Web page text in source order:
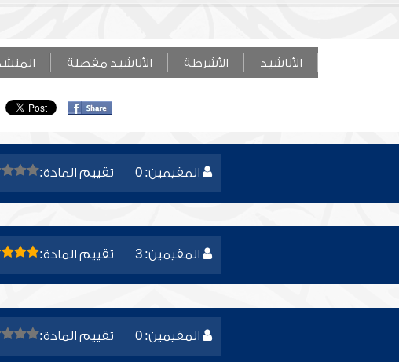
الأناشيد الأشرطة الأناشيد مفصلة
المقيمين: 0 تقييم المادة:
المقيمين: 3 تقييم المادة:
المقيمين: 0 تقييم المادة: